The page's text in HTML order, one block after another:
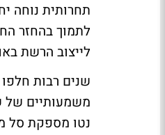
תחרותית נוחה
לתמוך בהחזר
לייצוב הרשת
משמעותיים של
נטו מספקת סל